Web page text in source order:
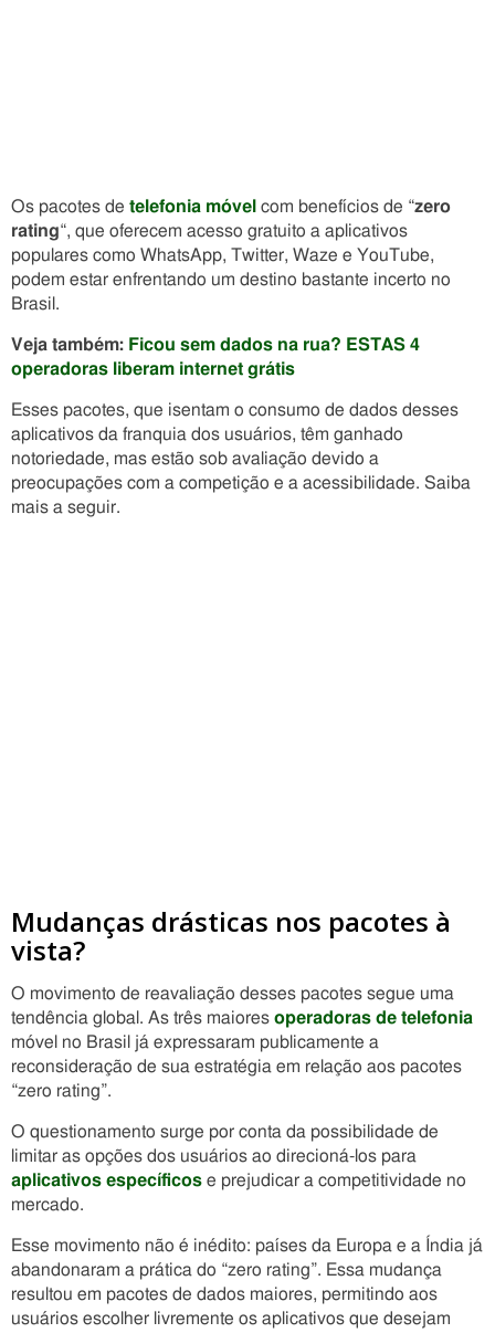
Os pacotes de telefonia móvel com benefícios de “zero
rating“, que oferecem acesso gratuito a aplicativos
populares como WhatsApp, Twitter, Waze e YouTube,
podem estar enfrentando um destino bastante incerto no
Brasil.
Veja também: Ficou sem dados na rua? ESTAS 4
operadoras liberam internet grátis
Esses pacotes, que isentam o consumo de dados desses
aplicativos da franquia dos usuários, têm ganhado
notoriedade, mas estão sob avaliação devido a
preocupações com a competição e a acessibilidade. Saiba
mais a seguir.
Mudanças drásticas nos pacotes à
vista?
O movimento de reavaliação desses pacotes segue uma
tendência global. As três maiores operadoras de telefonia
móvel no Brasil já expressaram publicamente a
reconsideração de sua estratégia em relação aos pacotes
“zero rating”.
O questionamento surge por conta da possibilidade de
limitar as opções dos usuários ao direcioná-los para
aplicativos específicos e prejudicar a competitividade no
mercado.
Esse movimento não é inédito: países da Europa e a Índia já
abandonaram a prática do “zero rating”. Essa mudança
resultou em pacotes de dados maiores, permitindo aos
usuários escolher livremente os aplicativos que desejam